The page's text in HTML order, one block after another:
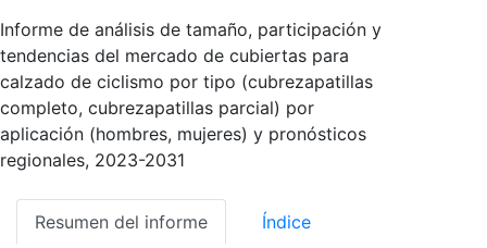
Informe de análisis de tamaño, participación y
tendencias del mercado de cubiertas para
calzado de ciclismo por tipo (cubrezapatillas
completo, cubrezapatillas parcial) por
aplicación (hombres, mujeres) y pronósticos
regionales, 2023-2031
Resumen del informe Índice